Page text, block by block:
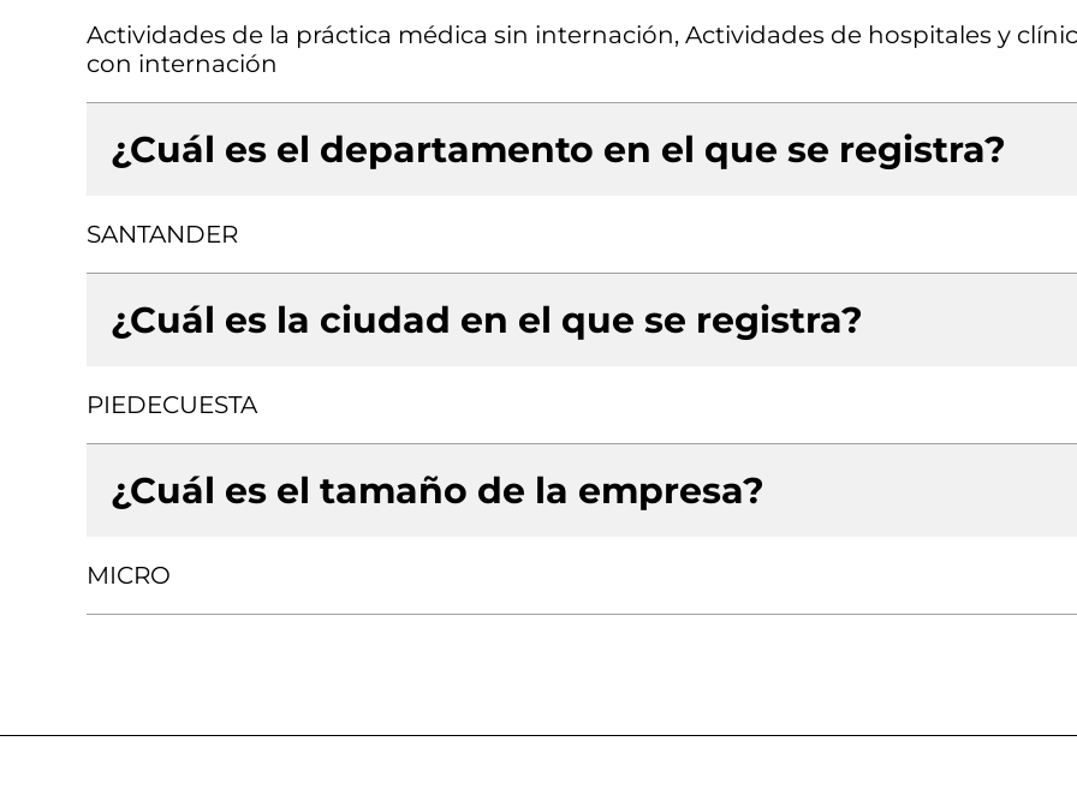
Actividades de la práctica médica sin internación, Actividades de hospitales y
con internación
¿Cuál es el departamento en el que se registra?
SANTANDER
¿Cuál es la ciudad en el que se registra?
PIEDECUESTA
¿Cuál es el tamaño de la empresa?
MICRO